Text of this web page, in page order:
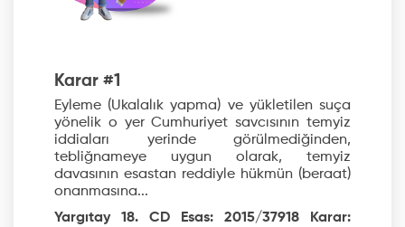
Karar #1
Eyleme (Ukalalık yapma) ve yükletilen suça
yönelik o yer Cumhuriyet savcısının temyiz
iddiaları yerinde görülmediğinden,
tebliğnameye uygun olarak, temyiz
davasının esastan reddiyle hükmün (beraat)
onanmasına...
Yargıtay 18. CD Esas: 2015/37918 Karar: